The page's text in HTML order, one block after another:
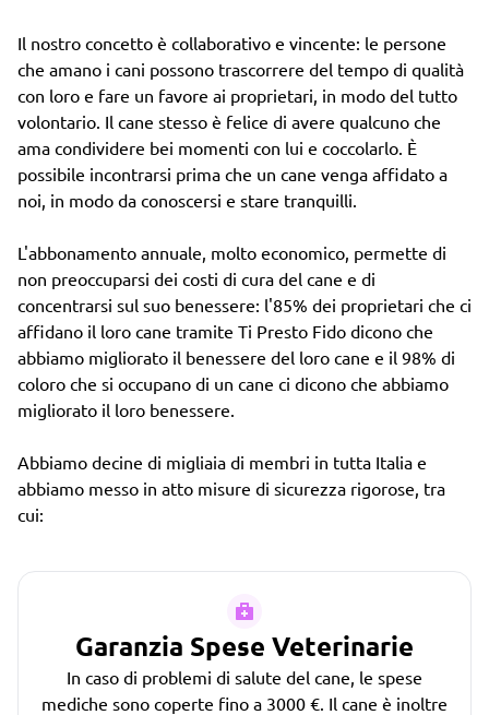
Il nostro concetto è collaborativo e vincente: le persone
che amano i cani possono trascorrere del tempo di qualità
con loro e fare un favore ai proprietari, in modo del tutto
volontario. Il cane stesso è felice di avere qualcuno che
ama condividere bei momenti con lui e coccolarlo. È
possibile incontrarsi prima che un cane venga affidato a
noi, in modo da conoscersi e stare tranquilli.
L'abbonamento annuale, molto economico, permette di
non preoccuparsi dei costi di cura del cane e di
concentrarsi sul suo benessere: l'85% dei proprietari che ci
affidano il loro cane tramite Ti Presto Fido dicono che
abbiamo migliorato il benessere del loro cane e il 98% di
coloro che si occupano di un cane ci dicono che abbiamo
migliorato il loro benessere.
Abbiamo decine di migliaia di membri in tutta Italia e
abbiamo messo in atto misure di sicurezza rigorose, tra
cui:
Garanzia Spese Veterinarie
In caso di problemi di salute del cane, le spese
mediche sono coperte fino a 3000 €. Il cane è inoltre